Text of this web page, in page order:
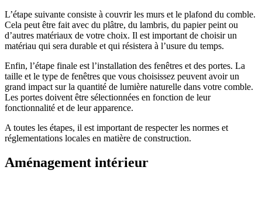
L’étape suivante consiste à couvrir les murs et le plafond du comble.
Cela peut être fait avec du plâtre, du lambris, du papier peint ou
d’autres matériaux de votre choix. Il est important de choisir un
matériau qui sera durable et qui résistera à l’usure du temps.
Enfin, l’étape finale est l’installation des fenêtres et des portes. La
taille et le type de fenêtres que vous choisissez peuvent avoir un
grand impact sur la quantité de lumière naturelle dans votre comble.
Les portes doivent être sélectionnées en fonction de leur
fonctionnalité et de leur apparence.
A toutes les étapes, il est important de respecter les normes et
réglementations locales en matière de construction.
Aménagement intérieur